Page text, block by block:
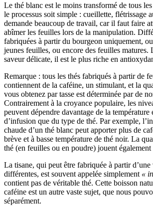
Le thé blanc est le moins transformé de tous
le processus soit simple : cueillette, flétrissage
demande beaucoup de travail, car il faut faire
abîmer les feuilles lors de la manipulation.
fabriquées à partir du bourgeon uniquement,
jeunes feuilles, ou encore des feuilles matures.
saveur délicate, il est le plus riche en
Remarque : tous les thés fabriqués à partir de
contiennent de la caféine, un stimulant, et la
vous obtenez par tasse est déterminée par de
Contrairement à la croyance populaire, les
peuvent dépendre davantage de la température
d’infusion que du type de thé. Par exemple,
chaude d’un thé blanc peut apporter plus de
brève et à basse température de thé noir. La
thé (en feuilles ou en poudre) jouent également
La tisane, qui peut être fabriquée à partir d’une
différentes, est souvent appelée simplement «
contient pas de véritable thé. Cette boisson
caféine est un autre vaste sujet, que nous
séparément.